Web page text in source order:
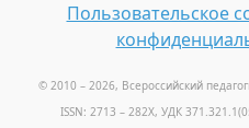
Пользовательское
© 2010 – 2026, Всероссийский
ISSN: 2713 – 282X, УДК